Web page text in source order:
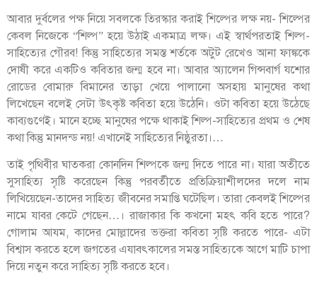
আবার দুর্বলের পক্ষ নিয়ে সবলকে তিরস্কার করাই শিল্পের লক্ষ নয়- শিল্পের
কেবল নিজেকে “শিল্প” হয়ে উঠাই একমাত্র লক্ষ। এই স্বার্থপরতাই শিল্প-
সাহিত্যের গৌরব! কিন্তু সাহিত্যের সমস্ত শর্তকে অটুট রেখেও আনা ফাঙ্ককে
দোষী করে একটিও কবিতার জন্ম হবে না। আবার অ্যালেন গিন্সবার্গ যশোর
রোডের বোমারু বিমানের তাড়া খেয়ে পালানো অসহায় মানুষের কথা
লিখেছেন বলেই সেটা উৎকৃষ্ট কবিতা হয়ে উঠেনি। ওটা কবিতা হয়ে উঠেছে
কাব্যগুণেই। মানে হচ্ছে মানুষের পক্ষে থাকাই শিল্প-সাহিত্যের প্রথম ও শেষ
কথা কিন্তু মানদন্ড নয়! এখানেই সাহিত্যের নিষ্ঠুরতা।…
তাই পৃথিবীর ঘাতকরা কোনদিন শিল্পকে জন্ম দিতে পারে না। যারা অতীতে
সুসাহিত্য সৃষ্টি করেছেন কিন্তু পরবর্তীতে প্রতিক্রিয়াশীলদের দলে নাম
লিখিয়েছেন-তাদের সাহিত্য জীবনের সমাপ্তি ঘটেছিল। তারা কেবলই শিল্পের
নামে যাবর কেটে গেছেন…। রাজাকার কি কখনো মহৎ কবি হতে পারে?
গোলাম আযম, কাদের মোল্লাদের ভক্তরা কবিতা সৃষ্টি করতে পারে- এটা
বিশ্বাস করতে হলে জগতের এযাবৎকালের সমস্ত সাহিত্যকে আগে মাটি চাপা
দিয়ে নতুন করে সাহিত্য সৃষ্টি করতে হবে।